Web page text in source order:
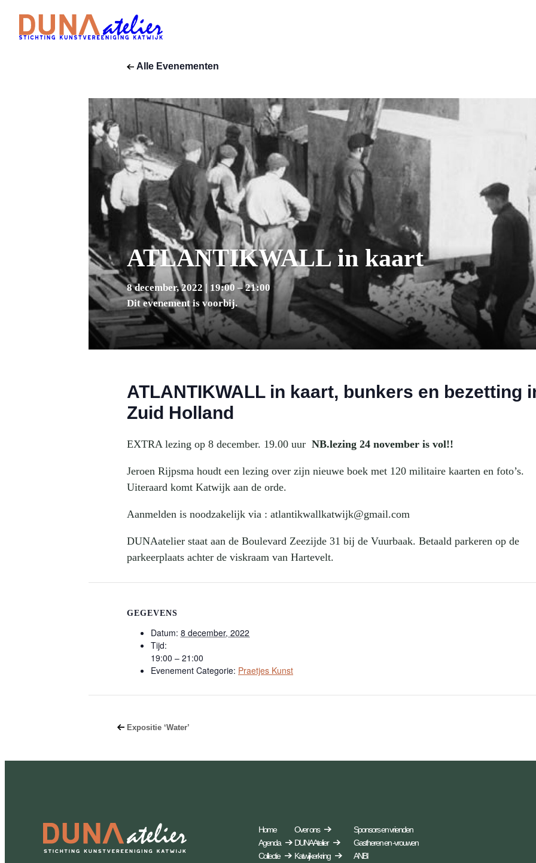
Alle Evenementen
ATLANTIKWALL in kaart
8 december, 2022 | 19:00 –21:00
Dit evenement is voorbij.
ATLANTIKWALL in kaart, bunkers en bezetting
Zuid Holland
EXTRA lezing op 8 december. 19.00 uur NB.lezing 24 november is vol!!
Jeroen Rijpsma houdt een lezing over zijn nieuwe boek met 120 militaire kaarten en foto’s.
Uiteraard komt Katwijk aan de orde.
Aanmelden is noodzakelijk via : atlantikwallkatwijk@gmail.com
DUNAatelier staat aan de Boulevard Zeezijde 31 bij de Vuurbaak. Betaald parkeren op de
parkeerplaats achter de viskraam van Hartevelt.
GEGEVENS
Datum: 8 december, 2022
Tijd:
19:00 – 21:00
Evenement Categorie: Praetjes Kunst
Expositie ‘Water’
Home
Agenda
Collectie
Over ons
DUNA Atelier
Katwijkerkring
Sponsors en vrienden
Gastheren en -vrouwen
ANBI